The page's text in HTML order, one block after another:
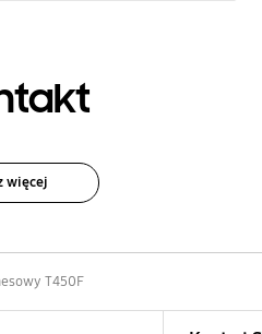
więcej
T450F